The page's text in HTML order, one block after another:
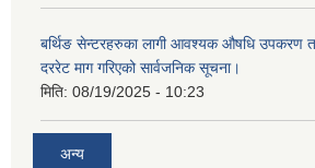
बर्थिङ सेन्टरहरुका लागी आवश्यक औषधि उपकरण
दररेट माग गरिएको सार्वजनिक सूचना।
मिति: 08/19/2025 - 10:23
अन्य